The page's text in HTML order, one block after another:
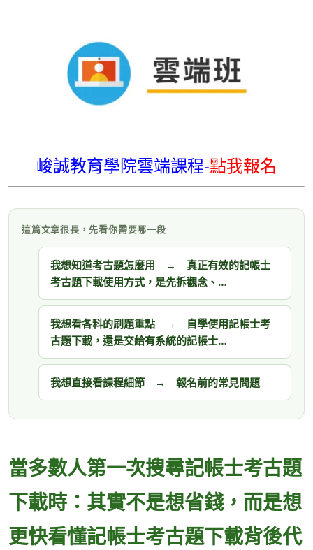
峻誠教育學院雲端課程-點我報名
這篇文章很長，先看你需要哪一段
我想知道考古題怎麼用 → 真正有效的記帳士
考古題下載使用方式，是先拆觀念、…
我想看各科的刷題重點 → 自學使用記帳士考
古題下載，還是交給有系統的記帳士…
我想直接看課程細節 → 報名前的常見問題
當多數人第一次搜尋記帳士考古題
下載時：其實不是想省錢，而是想
更快看懂記帳士考古題下載背後代